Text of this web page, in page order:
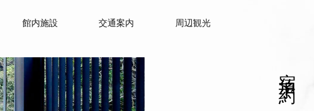
館内施設 交通案内 周辺観光
宿泊予約